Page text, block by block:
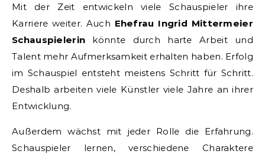
Mit der Zeit entwickeln viele Schauspieler ihre
Karriere weiter. Auch Ehefrau Ingrid Mittermeier
Schauspielerin könnte durch harte Arbeit und
Talent mehr Aufmerksamkeit erhalten haben. Erfolg
im Schauspiel entsteht meistens Schritt für Schritt.
Deshalb arbeiten viele Künstler viele Jahre an ihrer
Entwicklung.
Außerdem wächst mit jeder Rolle die Erfahrung.
Schauspieler lernen, verschiedene Charaktere